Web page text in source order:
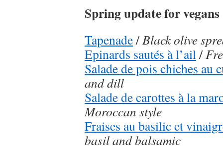
Spring update for vegans
Tapenade/Black olive
Epinards sautés à l’ail/
Salade de pois chiches au
and dill
Salade de carottes à la
Moroccan style
Fraises au basilic et
basil and balsamic